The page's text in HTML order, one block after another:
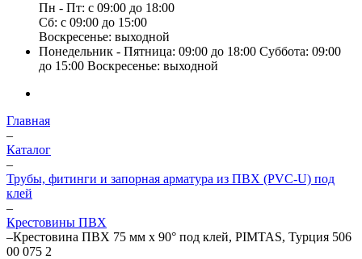
Пн - Пт: с 09:00 до 18:00
Сб: с 09:00 до 15:00
Воскресенье: выходной
Понедельник - Пятница: 09:00 до 18:00 Суббота: 09:00
до 15:00 Воскресенье: выходной
Главная
–
Каталог
–
Трубы, фитинги и запорная арматура из ПВХ (PVC-U) под
клей
–
Крестовины ПВХ
–Крестовина ПВХ 75 мм х 90° под клей, PIMTAS, Турция 506
00 075 2